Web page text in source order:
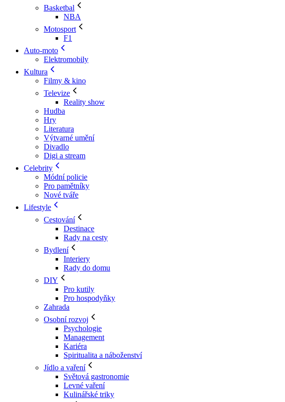
Basketbal
NBA
Motosport
F1
Auto-moto
Elektromobily
Kultura
Filmy & kino
Televize
Reality show
Hudba
Hry
Literatura
Výtvarné umění
Divadlo
Digi a stream
Celebrity
Módní policie
Pro pamětníky
Nové tváře
Lifestyle
Cestování
Destinace
Rady na cesty
Bydlení
Interiery
Rady do domu
DIY
Pro kutily
Pro hospodyňky
Zahrada
Osobní rozvoj
Psychologie
Management
Kariéra
Spiritualita a náboženství
Jídlo a vaření
Světová gastronomie
Levné vaření
Kulinářské triky